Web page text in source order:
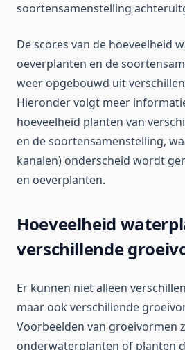
soortensamenstelling
De scores van de hoeveelheid
oeverplanten en de
weer opgebouwd uit
Hieronder volgt meer
hoeveelheid planten van
en de soortensamenstelling,
kanalen) onderscheid wordt
en oeverplanten.
Hoeveelheid
verschillende
Er kunnen niet alleen
maar ook verschillende
Voorbeelden van groeivormen
onderwaterplanten of planten